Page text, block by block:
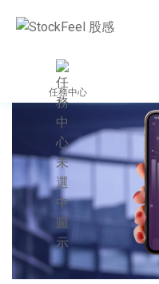
任務中心